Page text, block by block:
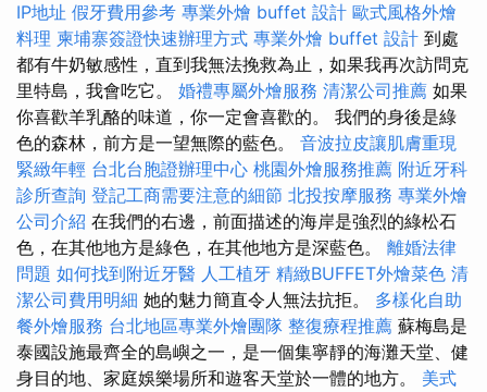
IP地址 假牙費用參考 專業外燴 buffet 設計 歐式風格外燴
料理 柬埔寨簽證快速辦理方式 專業外燴 buffet 設計 到處
都有牛奶敏感性，直到我無法挽救為止，如果我再次訪問克
里特島，我會吃它。 婚禮專屬外燴服務 清潔公司推薦 如果
你喜歡羊乳酪的味道，你一定會喜歡的。 我們的身後是綠
色的森林，前方是一望無際的藍色。 音波拉皮讓肌膚重現
緊緻年輕 台北台胞證辦理中心 桃園外燴服務推薦 附近牙科
診所查詢 登記工商需要注意的細節 北投按摩服務 專業外燴
公司介紹 在我們的右邊，前面描述的海岸是強烈的綠松石
色，在其他地方是綠色，在其他地方是深藍色。 離婚法律
問題 如何找到附近牙醫 人工植牙 精緻BUFFET外燴菜色 清
潔公司費用明細 她的魅力簡直令人無法抗拒。 多樣化自助
餐外燴服務 台北地區專業外燴團隊 整復療程推薦 蘇梅島是
泰國設施最齊全的島嶼之一，是一個集寧靜的海灘天堂、健
身目的地、家庭娛樂場所和遊客天堂於一體的地方。 美式